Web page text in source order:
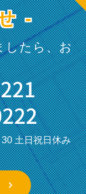
-
したら、お
30土日祝日休み